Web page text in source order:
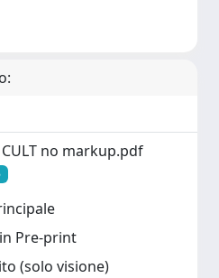
no markup.pdf
Pre-print
(solo visione)